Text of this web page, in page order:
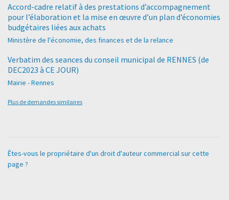
Accord-cadre relatif à des prestations d’accompagnement
pour l’élaboration et la mise en œuvre d’un plan d’économies
budgétaires liées aux achats
Ministère de l'économie, des finances et de la relance
Verbatim des seances du conseil municipal de RENNES (de
DEC2023 à CE JOUR)
Mairie - Rennes
Plus de demandes similaires
Êtes-vous le propriétaire d'un droit d'auteur commercial sur cette
page ?